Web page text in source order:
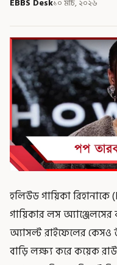
১০ মার্চ, ২০২৬
হলিউড গায়িকা রিহানাকে
গায়িকার লস অ্যাঞ্জেলসের
অ্যাসল্ট রাইফেলের কেসও
বাড়ি লক্ষ্য করে কয়েক